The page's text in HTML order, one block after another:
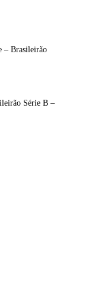
– Brasileirão
Série B –